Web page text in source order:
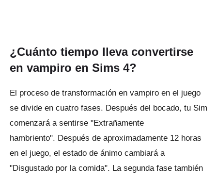
¿Cuánto tiempo lleva convertirse
en vampiro en Sims 4?
El proceso de transformación en vampiro en el juego
se divide en cuatro fases. Después del bocado, tu Sim
comenzará a sentirse "Extrañamente
hambriento". Después de aproximadamente 12 horas
en el juego, el estado de ánimo cambiará a
"Disgustado por la comida". La segunda fase también